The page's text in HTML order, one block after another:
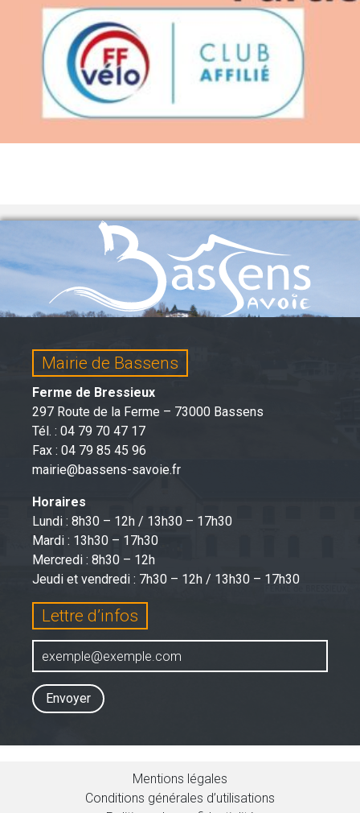
Mairie de Bassens
Ferme de Bressieux
297 Route de la Ferme – 73000 Bassens
Tél. : 04 79 70 47 17
Fax : 04 79 85 45 96
mairie@bassens-savoie.fr
Horaires
Lundi : 8h30 – 12h / 13h30 – 17h30
Mardi : 13h30 – 17h30
Mercredi : 8h30 – 12h
Jeudi et vendredi : 7h30 – 12h / 13h30 – 17h30
Lettre d’infos
Envoyer
Mentions légales
Conditions générales d’utilisations